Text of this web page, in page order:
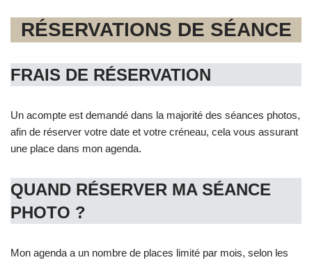
RÉSERVATIONS DE SÉANCE
FRAIS DE RÉSERVATION
Un acompte est demandé dans la majorité des séances photos,
afin de réserver votre date et votre créneau, cela vous assurant
une place dans mon agenda.
QUAND RÉSERVER MA SÉANCE
PHOTO ?
Mon agenda a un nombre de places limité par mois, selon les